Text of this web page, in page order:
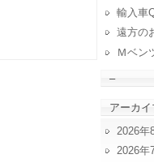
輸入車
遠方の
Ｍベン
–
アーカイ
2026年
2026年